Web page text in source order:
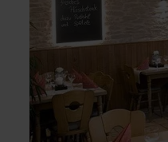
Goldenen
Grund